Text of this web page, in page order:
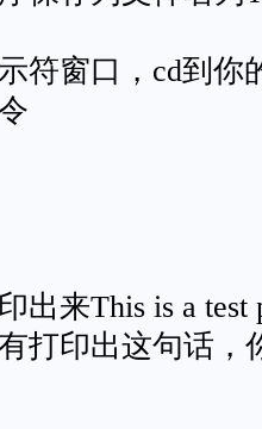
符窗口，cd到你
出来This is a
打印出这句话，